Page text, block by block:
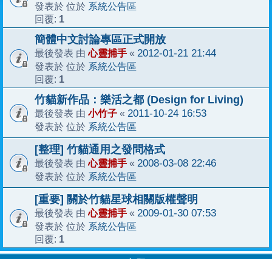
發表於 位於 系統公告區
回覆: 1
簡體中文討論專區正式開放
最後發表 由心靈捕手 « 2012-01-21 21:44
發表於 位於 系統公告區
回覆: 1
竹貓新作品：樂活之都 (Design for Living)
最後發表 由 小竹子 « 2011-10-24 16:53
發表於 位於 系統公告區
[整理] 竹貓通用之發問格式
最後發表 由心靈捕手 « 2008-03-08 22:46
發表於 位於 系統公告區
[重要] 關於竹貓星球相關版權聲明
最後發表 由心靈捕手 « 2009-01-30 07:53
發表於 位於 系統公告區
回覆: 1